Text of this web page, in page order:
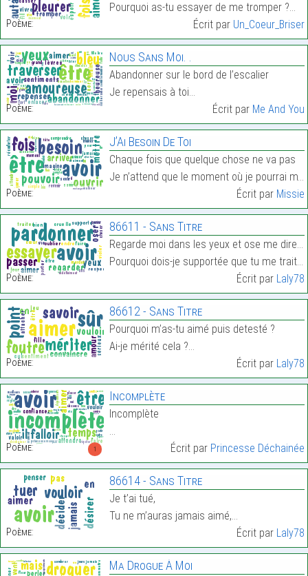
Poème:
Pourquoi as-tu essayer de me tromper ?…
Écrit par Un_Coeur_Briser
Poème:
Nous Sans Moi. .
Abandonner sur le bord de l’escalier
Je repensais à toi…
Écrit par Me And You
Poème:
J’Ai Besoin De Toi
Chaque fois que quelque chose ne va pas
Je n’attend que le moment où je pourrai m’ouvrir à…
Écrit par Missie
Poème:
86611 - Sans Titre
Regarde moi dans les yeux et ose me dire que tu m’
Pourquoi dois-je supportée que tu me traites ainsi…
Écrit par Laly78
Poème:
86612 - Sans Titre
Pourquoi m’as-tu aimé puis detesté ?
Ai-je mérité cela ?…
Écrit par Laly78
1
Poème:
Incomplète
Incomplète
…
Écrit par Princesse Déchainée
Poème:
86614 - Sans Titre
Je t’ai tué,
Tu ne m’auras jamais aimé,…
Écrit par Laly78
Ma Drogue À Moi